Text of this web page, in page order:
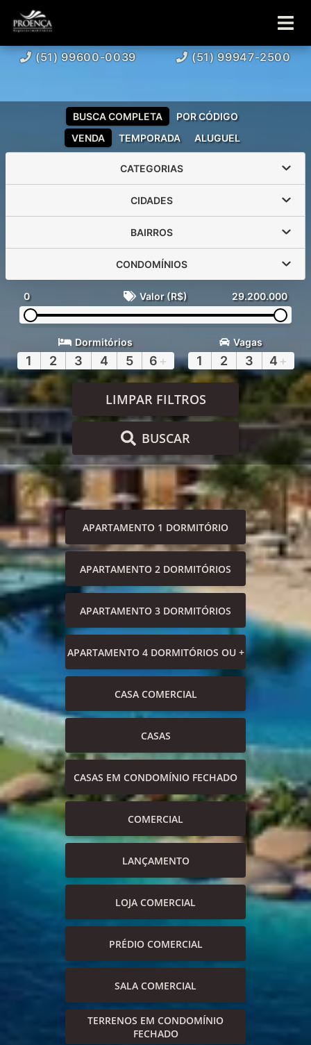
(51) 99600-0039 (51) 99947-2500
VENDA TEMPORADA ALUGUEL
BUSCA COMPLETA POR CÓDIGO
CATEGORIAS
CIDADES
BAIRROS
CONDOMÍNIOS
0 Valor (R$) 29.200.000
Dormitórios
1 2 3 4 5 6 +
Vagas
1 2 3 4 +
LIMPAR FILTROS
BUSCAR
APARTAMENTO 1 DORMITÓRIO
APARTAMENTO 2 DORMITÓRIOS
APARTAMENTO 3 DORMITÓRIOS
APARTAMENTO 4 DORMITÓRIOS OU +
CASA COMERCIAL
CASAS
CASAS EM CONDOMÍNIO FECHADO
COMERCIAL
LANÇAMENTO
LOJA COMERCIAL
PRÉDIO COMERCIAL
SALA COMERCIAL
TERRENOS EM CONDOMÍNIO
FECHADO